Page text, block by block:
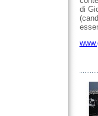
di